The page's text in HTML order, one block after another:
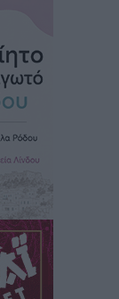
Ρόδου
απόκτημα ο
γήπεδο,